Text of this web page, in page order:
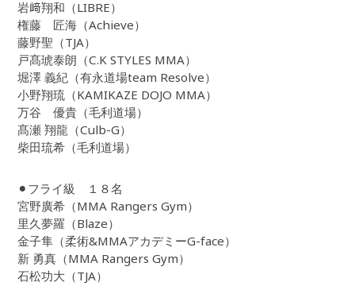
岩﨑翔和（LIBRE）
権藤 匠海（Achieve）
藤野聖（TJA）
戸髙琥泰朗（C.K STYLES MMA）
堀澤 義紀（有永道場team Resolve）
小野翔琉（KAMIKAZE DOJO MMA）
万谷 優貴（毛利道場）
髙瀬 翔龍（Culb-G）
柴田琉希（毛利道場）
⚫︎フライ級 １８名
宮野廣希（MMA Rangers Gym）
里久夢羅（Blaze）
金子隼（柔術&MMAアカデミーG-face）
新 勇真（MMA Rangers Gym）
石松功大（TJA）